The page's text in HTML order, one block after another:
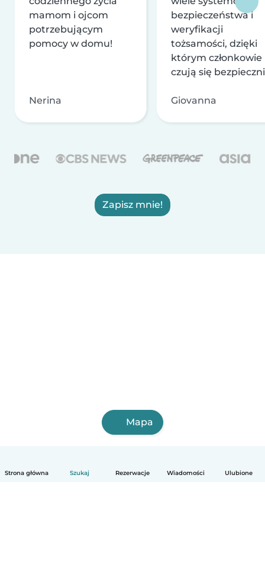
Strona główna Szukaj Rezerwacje Wiadomości Ulubione
mamom i ojcom
potrzebującym
pomocy w domu!
Nerina
bezpieczeństwa i
weryfikacji
tożsamości, dzięki
którym członkowie
czują się
Giovanna
Zapisz mnie!
Mapa